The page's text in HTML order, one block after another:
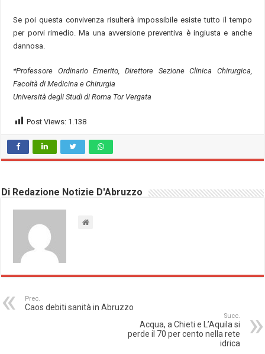
Se poi questa convivenza risulterà impossibile esiste tutto il tempo
per porvi rimedio. Ma una avversione preventiva è ingiusta e anche
dannosa.
*Professore Ordinario Emerito, Direttore Sezione Clinica Chirurgica,
Facoltà di Medicina e Chirurgia
Università degli Studi di Roma Tor Vergata
Post Views: 1.138
Di Redazione Notizie D'Abruzzo
Prec.
Caos debiti sanità in Abruzzo
Succ.
Acqua, a Chieti e L’Aquila si
perde il 70 per cento nella rete
idrica